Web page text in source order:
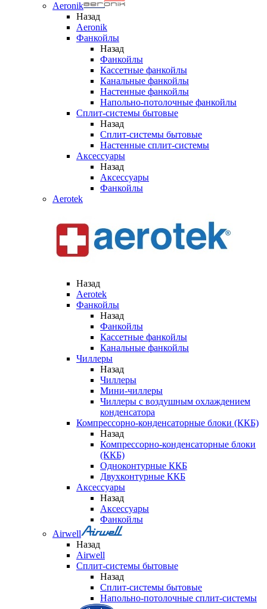
Aeronik
Назад
Aeronik
Фанкойлы
Назад
Фанкойлы
Кассетные фанкойлы
Канальные фанкойлы
Настенные фанкойлы
Напольно-потолочные фанкойлы
Сплит-системы бытовые
Назад
Сплит-системы бытовые
Настенные сплит-системы
Аксессуары
Назад
Аксессуары
Фанкойлы
Aerotek
Назад
Aerotek
Фанкойлы
Назад
Фанкойлы
Кассетные фанкойлы
Канальные фанкойлы
Чиллеры
Назад
Чиллеры
Мини-чиллеры
Чиллеры с воздушным охлаждением
конденсатора
Компрессорно-конденсаторные блоки (ККБ)
Назад
Компрессорно-конденсаторные блоки
(ККБ)
Одноконтурные ККБ
Двухконтурные ККБ
Аксессуары
Назад
Аксессуары
Фанкойлы
Airwell
Назад
Airwell
Сплит-системы бытовые
Назад
Сплит-системы бытовые
Напольно-потолочные сплит-системы